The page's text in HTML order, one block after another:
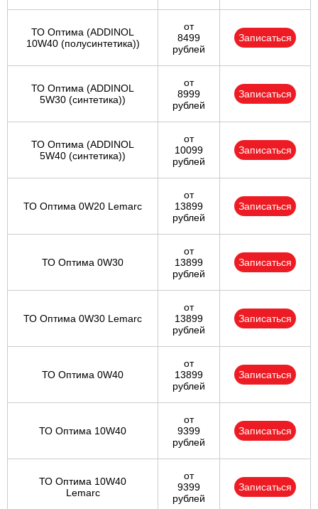
ТО Оптима (ADDINOL
10W40 (полусинтетика))
от
8499
рублей
Записаться
ТО Оптима (ADDINOL
5W30 (синтетика))
от
8999
рублей
Записаться
ТО Оптима (ADDINOL
5W40 (синтетика))
от
10099
рублей
Записаться
ТО Оптима 0W20 Lemarc
от
13899
рублей
Записаться
ТО Оптима 0W30
от
13899
рублей
Записаться
ТО Оптима 0W30 Lemarc
от
13899
рублей
Записаться
ТО Оптима 0W40
от
13899
рублей
Записаться
ТО Оптима 10W40
от
9399
рублей
Записаться
ТО Оптима 10W40
Lemarc
от
9399
рублей
Записаться